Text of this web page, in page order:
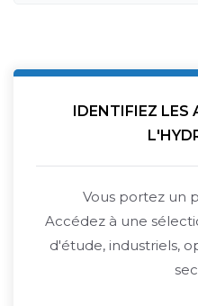
IDENTIFIEZ LES
Vous portez un
Accédez à une
d'étude, industriels,